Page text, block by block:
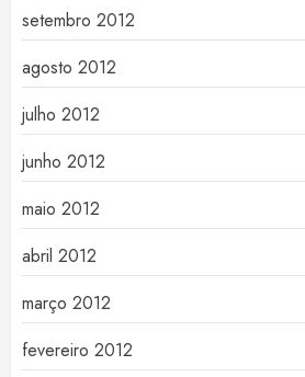
setembro 2012
agosto 2012
julho 2012
junho 2012
maio 2012
abril 2012
março 2012
fevereiro 2012